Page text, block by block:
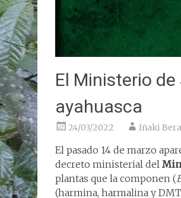
El Ministerio
ayahuasca
24/03/2022 Iñaki
El pasado 14 de marzo
decreto ministerial del
plantas que la componen (
(harmina, harmalina y